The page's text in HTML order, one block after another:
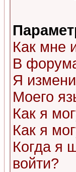
Как мне
В
Я
Моего
Как я
Как я
Когда я
войти?